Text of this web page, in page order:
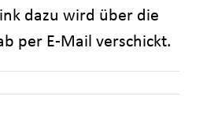
dazu wird über die
per E-Mail verschickt.